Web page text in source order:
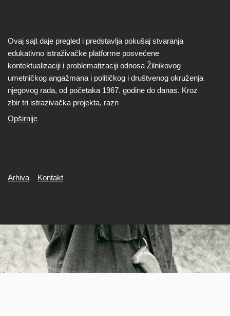
Ovaj sajt daje pregled i predstavlja pokušaj stvaranja
edukativno istraživačke platforme posvećene
kontektualizaciji i problematizaciji odnosa Žilnikovog
umetničkog angažmana i političkog i društvenog okruženja
njegovog rada, od početaka 1967. godine do danas. Kroz
zbir tri istrazivačka projekta, razn
Opširnije
Arhiva Kontakt